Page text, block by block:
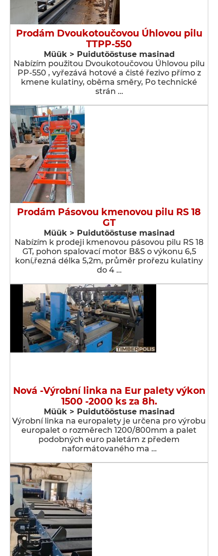
Prodám Dvoukotoučovou Úhlovou pilu
TTPP-550
Müük > Puidutööstuse masinad
Nabízím použitou Dvoukotoučovou Úhlovou pilu
PP-550 , vyřezává hotové a čisté řezivo přímo z
kmene kulatiny, oběma směry, Po technické
strán …
Prodám Pásovou kmenovou pilu RS 18
GT
Müük > Puidutööstuse masinad
Nabízím k prodeji kmenovou pásovou pilu RS 18
GT, pohon spalovací motor B&S o výkonu 6,5
koní,řezná délka 5,2m, průměr prořezu kulatiny
do 4 …
Nová -Výrobní linka na Eur palety výkon
1500 -2000 ks za 8h.
Müük > Puidutööstuse masinad
Výrobní linka na europalety je určena pro výrobu
europalet o rozměrech 1200/800mm a palet
podobných euro paletám z předem
naformátovaného ma …